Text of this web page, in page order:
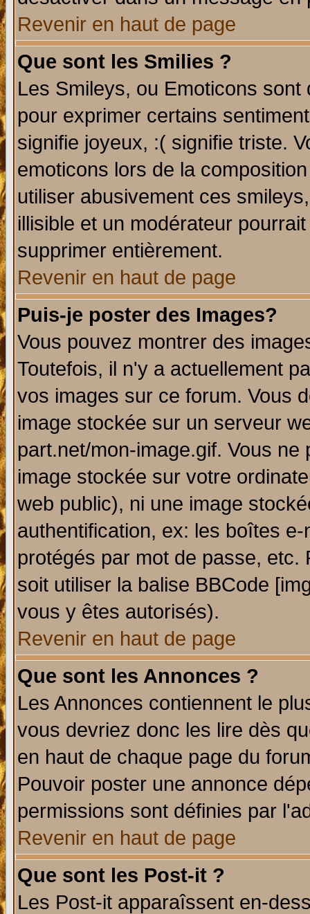
Revenir en haut de page
Que sont les Smilies ?
Les Smileys, ou Emoticons
pour exprimer certains
signifie joyeux, :( signifie triste.
emoticons lors de la
utiliser abusivement ces
illisible et un modérateur
supprimer entièrement.
Revenir en haut de page
Puis-je poster des Images?
Vous pouvez montrer des
Toutefois, il n'y a actuellement
vos images sur ce forum. Vous
image stockée sur un serveur
part.net/mon-image.gif. Vous
image stockée sur votre
web public), ni une image
authentification, ex: les boîtes
protégés par mot de passe,
soit utiliser la balise BBCode
vous y êtes autorisés).
Revenir en haut de page
Que sont les Annonces ?
Les Annonces contiennent le
vous devriez donc les lire dès
en haut de chaque page du
Pouvoir poster une annonce
permissions sont définies par
Revenir en haut de page
Que sont les Post-it ?
Les Post-it apparaîssent en-